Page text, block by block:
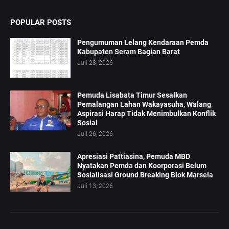
POPULAR POSTS
Pengumuman Lelang Kendaraan Pemda
Kabupaten Seram Bagian Barat
Juli 28, 2026
Pemuda Lisabata Timur Sesalkan
Pemalangan Lahan Wakayasuha, Walang
Aspirasi Harap Tidak Menimbulkan Konflik
Sosial
Juli 26, 2026
Apresiasi Pattiasina, Pemuda MBD
Nyatakan Pemda dan Koorporasi Belum
Sosialisasi Ground Breaking Blok Marsela
Juli 13, 2026